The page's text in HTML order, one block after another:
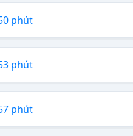
phút
phút
phút